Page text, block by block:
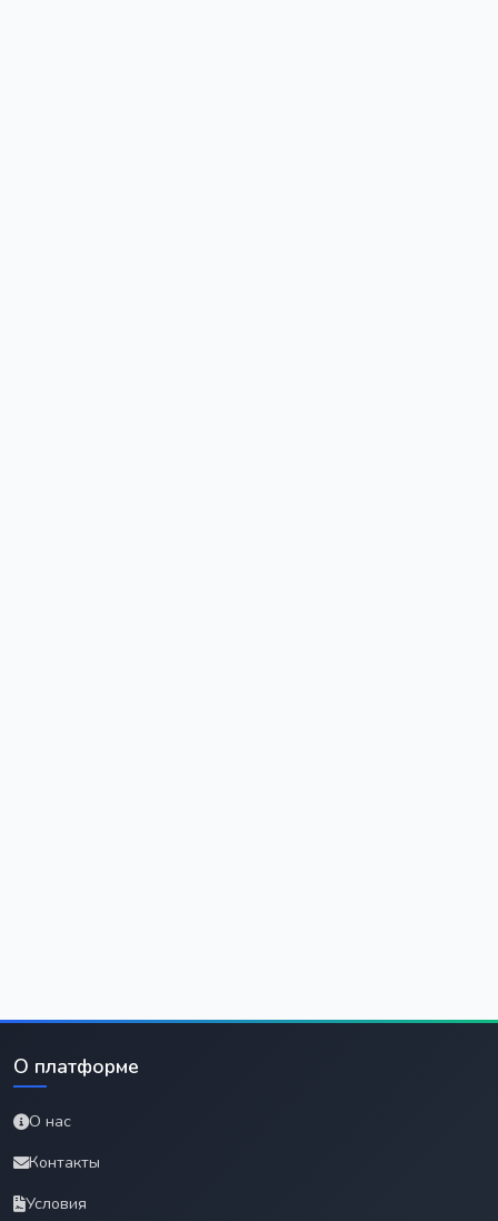
О платформе
О нас
Контакты
Условия